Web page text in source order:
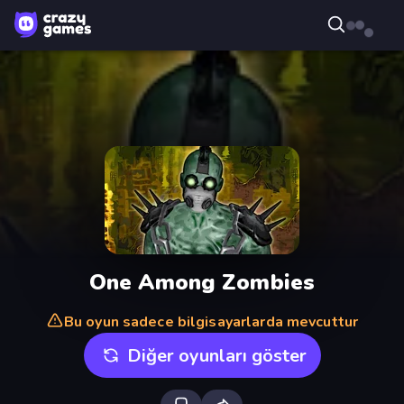
One Among Zombies
Bu oyun sadece bilgisayarlarda mevcuttur
Diğer oyunları göster